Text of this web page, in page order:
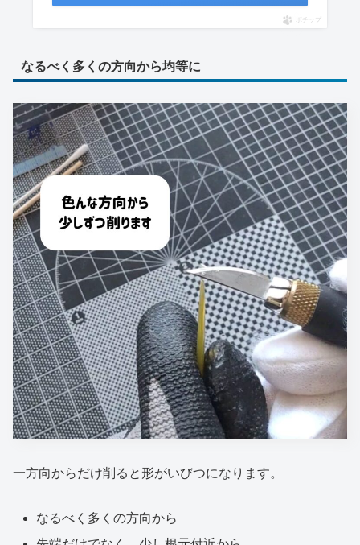
ポチップ
なるべく多くの方向から均等に
一方向からだけ削ると形がいびつになります。
なるべく多くの方向から